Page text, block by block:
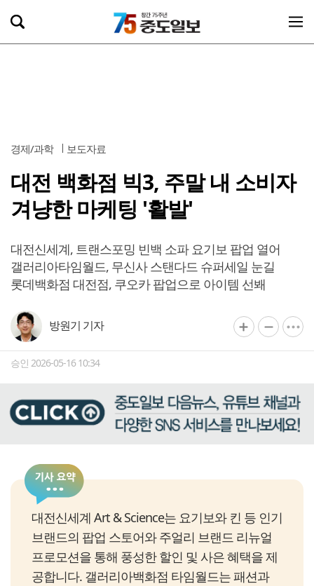
경제/과학 보도자료
대전 백화점 빅3, 주말 내 소비자
겨냥한 마케팅 '활발'
대전신세계, 트랜스포밍 빈백 소파 요기보 팝업 열어
갤러리아타임월드, 무신사 스탠다드 슈퍼세일 눈길
롯데백화점 대전점, 쿠오카 팝업으로 아이템 선봬
방원기 기자
승인 2026-05-16 10:34
대전신세계 Art & Science는 요기보와 킨 등 인기
브랜드의 팝업 스토어와 주얼리 브랜드 리뉴얼
프로모션을 통해 풍성한 할인 및 사은 혜택을 제
공합니다. 갤러리아백화점 타임월드는 패션과